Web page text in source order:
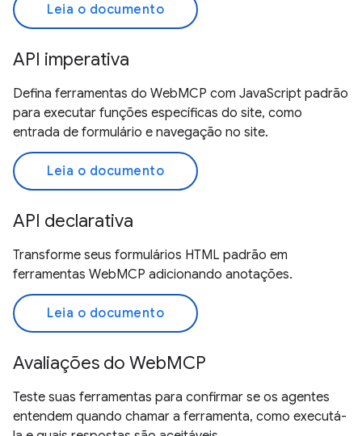
Leia o documento
API imperativa
Defina ferramentas do WebMCP com JavaScript padrão
para executar funções específicas do site, como
entrada de formulário e navegação no site.
Leia o documento
API declarativa
Transforme seus formulários HTML padrão em
ferramentas WebMCP adicionando anotações.
Leia o documento
Avaliações do WebMCP
Teste suas ferramentas para confirmar se os agentes
entendem quando chamar a ferramenta, como executá-